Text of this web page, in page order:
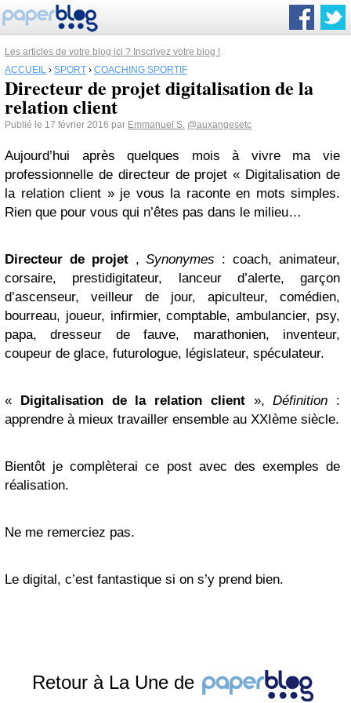
Les articles de votre blog ici ? Inscrivez votre blog !
ACCUEIL › SPORT › COACHING SPORTIF
Directeur de projet digitalisation de la
relation client
Publié le 17 février 2016 par Emmanuel S. @auxangesetc
Aujourd’hui après quelques mois à vivre ma vie
professionnelle de directeur de projet « Digitalisation de
la relation client » je vous la raconte en mots simples.
Rien que pour vous qui n’êtes pas dans le milieu…
Directeur de projet,Synonymes : coach, animateur,
corsaire, prestidigitateur, lanceur d’alerte, garçon
d’ascenseur, veilleur de jour, apiculteur, comédien,
bourreau, joueur, infirmier, comptable, ambulancier, psy,
papa, dresseur de fauve, marathonien, inventeur,
coupeur de glace, futurologue, législateur, spéculateur.
« Digitalisation de la relation client»,Définition :
apprendre à mieux travailler ensemble au XXIème siècle.
Bientôt je complèterai ce post avec des exemples de
réalisation.
Ne me remerciez pas.
Le digital, c’est fantastique si on s’y prend bien.
Retour à La Une de